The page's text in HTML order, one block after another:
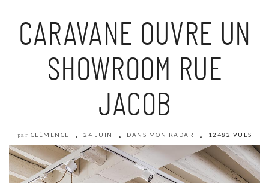
CARAVANE OUVRE UN
SHOWROOM RUE
JACOB
par CLÉMENCE 24 JUIN DANS MON RADAR 12482 VUES